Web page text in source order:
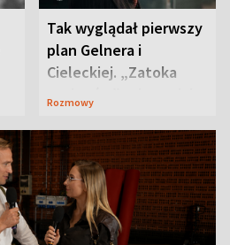
Tak wyglądał pierwszy
plan Gelnera i
Cieleckiej. „Zatoka
szpiegów” od razu ich
Rozmowy